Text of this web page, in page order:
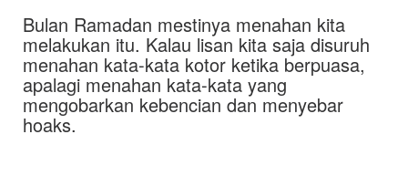
Bulan Ramadan mestinya menahan kita
melakukan itu. Kalau lisan kita saja disuruh
menahan kata-kata kotor ketika berpuasa,
apalagi menahan kata-kata yang
mengobarkan kebencian dan menyebar
hoaks.